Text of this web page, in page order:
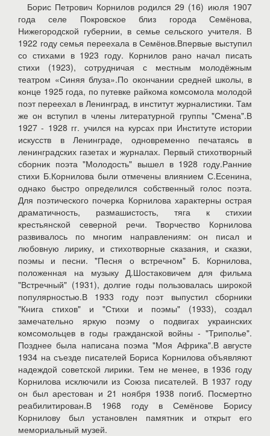
Борис Петрович Корнилов родился 29 (16) июля 1907
года селе Покровское близ города Семёнова,
Нижегородской губернии, в семье сельского учителя. В
1922 году семья переехала в Семёнов.Впервые выступил
со стихами в 1923 году. Корнилов рано начал писать
стихи (1923), сотрудничая с местным молодёжным
театром «Синяя блуза».По окончании средней школы, в
конце 1925 года, по путевке райкома комсомола молодой
поэт переехал в Ленинград, в институт журналистики. Там
же он вступил в члены литературной группы "Смена".В
1927 - 1928 гг. учился на курсах при Институте истории
искусств в Ленинграде, одновременно печатаясь в
ленинградских газетах и журналах. Первый стихотворный
сборник поэта "Молодость" вышел в 1928 году.Ранние
стихи Б.Корнилова были отмечены влиянием С.Есенина,
однако быстро определился собственный голос поэта.
Для поэтического почерка Корнилова характерны острая
драматичность, размашистость, тяга к стихии
крестьянской северной речи. Творчество Корнилова
развивалось по многим направлениям: он писал и
любовную лирику, и стихотворные сказания, и сказки,
поэмы и песни. "Песня о встречном" Б. Корнилова,
положенная на музыку Д.Шостаковичем для фильма
"Встречный" (1931), долгие годы пользовалась широкой
популярностью.В 1933 году поэт выпустил сборники
"Книга стихов" и "Стихи и поэмы" (1933), создал
замечательно яркую поэму о подвигах украинских
комсомольцев в годы гражданской войны - "Триполье".
Позднее была написана поэма "Моя Африка".В августе
1934 на съезде писателей Бориса Корнилова объявляют
надеждой советской лирики. Тем не менее, в 1936 году
Корнилова исключили из Союза писателей. В 1937 году
он был арестован и 21 ноября 1938 погиб. Посмертно
реабилитирован.В 1968 году в Семёнове Борису
Корнилову был установлен памятник и открыт его
мемориальный музей.